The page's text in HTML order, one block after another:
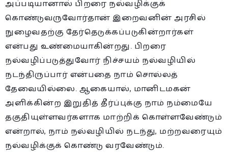
அப்படியானால் பிறரை நல்வழிக்குக்
கொண்டுவருவோர்தான் இறைவனின் அரசில்
நுழைவதற்கு தேர்தெடுக்கப்படுகின்றார்கள்
என்பது உண்மையாகின்றது. பிறரை
நல்வழிப்படுத்துவோர் நிச்சயம் நல்வழியில்
நடந்திருப்பார் என்பதை நாம் சொல்லத்
தேவையில்லை. ஆகையால், மானிடமகன்
அளிக்கின்ற இறுதித் தீர்ப்புக்கு நாம் நம்மையே
தகுதியுள்ளவர்களாக மாற்றிக் கொள்ளவேண்டும்
என்றால், நாம் நல்வழியில் நடந்து, மற்றவரையும்
நல்வழிக்குக் கொண்டு வரவேண்டும்.